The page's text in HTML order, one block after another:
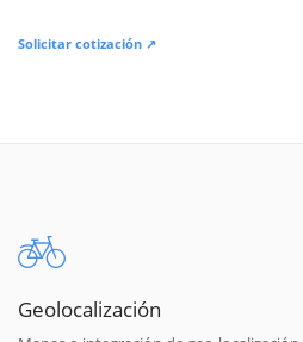
Solicitar cotización ↗
Geolocalización